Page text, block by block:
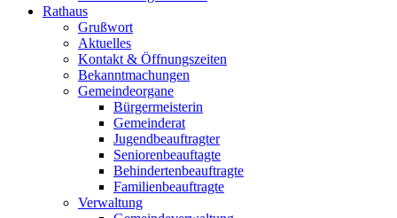
Rathaus
Grußwort
Aktuelles
Kontakt & Öffnungszeiten
Bekanntmachungen
Gemeindeorgane
Bürgermeisterin
Gemeinderat
Jugendbeauftragter
Seniorenbeauftagte
Behindertenbeauftragte
Familienbeauftragte
Verwaltung